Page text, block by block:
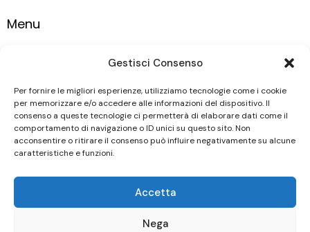
Gestisci Consenso
Per fornire le migliori esperienze, utilizziamo tecnologie come i cookie
per memorizzare e/o accedere alle informazioni del dispositivo. Il
consenso a queste tecnologie ci permetterà di elaborare dati come il
comportamento di navigazione o ID unici su questo sito. Non
acconsentire o ritirare il consenso può influire negativamente su alcune
caratteristiche e funzioni.
Accetta
Nega
Menu
Vigneti
Vini
Contatti